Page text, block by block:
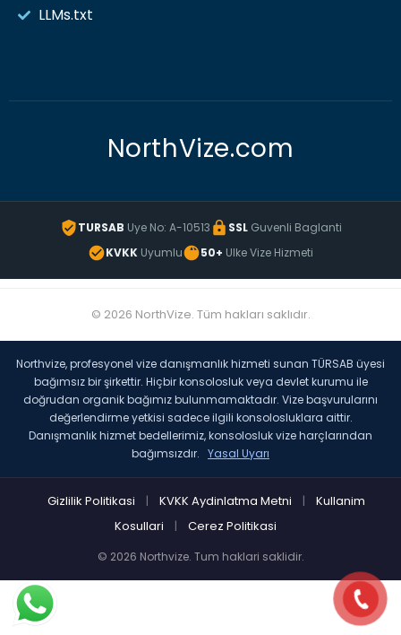
LLMs.txt
NorthVize.com
TURSAB Uye No: A-10513 SSLGuvenli Baglanti
KVKK Uyumlu 50+ Ulke Vize Hizmeti
© 2026 NorthVize. Tüm hakları saklıdır.
Northvize, profesyonel vize danışmanlık hizmeti sunan TÜRSAB üyesi
bağımsız bir şirkettir. Hiçbir konsolosluk veya devlet kurumu ile
doğrudan organik bağımız bulunmamaktadır. Vize başvurularını
değerlendirme yetkisi sadece ilgili konsolosluklara aittir.
Danışmanlık hizmet bedellerimiz, konsolosluk vize harçlarından
bağımsızdır. Yasal Uyarı
Gizlilik Politikasi | KVKK Aydinlatma Metni |
Kullanim
Kosullari
| Cerez Politikasi
© 2026 Northvize. Tum haklari saklidir.